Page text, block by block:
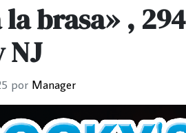
la brasa» , 294
NJ
por Manager